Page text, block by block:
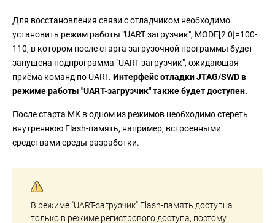
Для восстановления связи с отладчиком необходимо
установить режим работы "UART загрузчик", MODE[2:0]=100-
110, в котором после старта загрузочной программы будет
запущена подпрограмма "UART загрузчик", ожидающая
приёма команд по UART. Интерфейс отладки JTAG/SWD в
режиме работы "UART-загрузчик" также будет доступен.
После старта МК в одном из режимов необходимо стереть
внутреннюю Flash-память, например, встроенными
средствами среды разработки.
В режиме "UART-загрузчик" Flash-память доступна
только в режиме регистрового доступа, поэтому